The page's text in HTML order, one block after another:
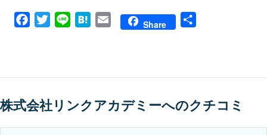
Facebook
Twitter Line HatenaEmail Share
株式会社リンクアカデミーへのクチコミ